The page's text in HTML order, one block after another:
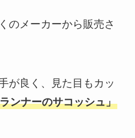
のメーカーから販売さ
が良く、見た目もカッ
ンナーのサコッシュ」